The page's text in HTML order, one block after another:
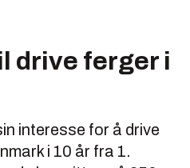
drive ferger i
interesse for å drive
i 10 år fra 1.